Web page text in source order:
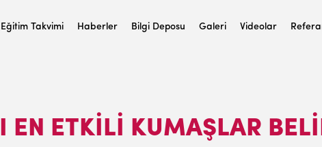
Eğitim Takvimi Haberler Bilgi Deposu Galeri Videolar
EN ETKILI KUMAŞLAR